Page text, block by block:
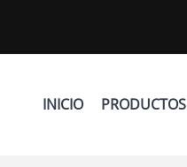
INICIO PRODUCTOS